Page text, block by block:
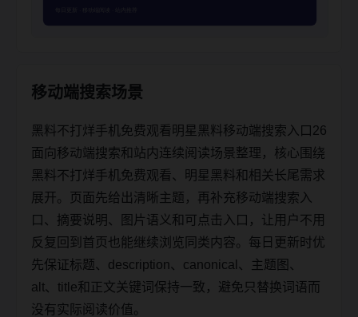
移动端搜索场景
黑料不打烊手机免费观看明星黑料移动端搜索入口26
面向移动端搜索和站内连续阅读场景整理，核心围绕
黑料不打烊手机免费观看、明星黑料和相关长尾需求
展开。页面先给出清晰主题，再补充移动端搜索入
口、摘要说明、图片语义和可点击入口，让用户不用
反复回到首页也能继续浏览同类内容。每日更新时优
先保证标题、description、canonical、主题图、
alt、title和正文关键词保持一致，避免只替换词语而
没有实际阅读价值。